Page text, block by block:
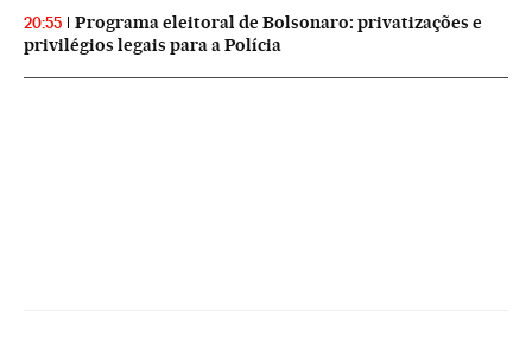
20:55
Programa eleitoral de Bolsonaro: privatizações e
privilégios legais para a Polícia